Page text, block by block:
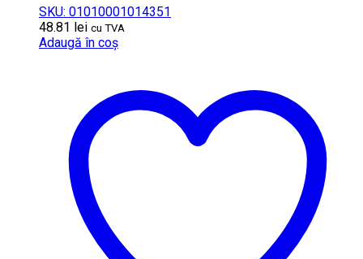
SKU: 01010001014351
48.81 lei cu TVA
Adaugă în coș